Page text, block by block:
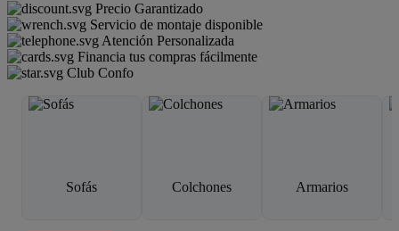
Precio Garantizado
Servicio de montaje disponible
Atención Personalizada
Financia tus compras fácilmente
Club Confo
Sofás Colchones Armarios